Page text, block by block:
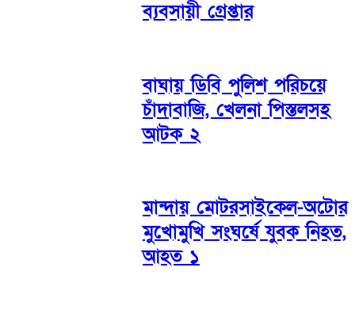
ব্যবসায়ী গ্রেপ্তার
বাঘায় ডিবি পুলিশ পরিচয়ে
চাঁদাবাজি, খেলনা পিস্তলসহ
আটক ২
মান্দায় মোটরসাইকেল-অটোর
মুখোমুখি সংঘর্ষে যুবক নিহত,
আহত ১